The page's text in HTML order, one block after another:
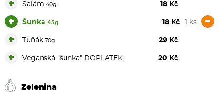
Salám 40g 18 Kč
+ Šunka 45g 18 Kč 1 ks -
Tuňák 70g 29 Kč
Veganská "šunka" DOPLATEK 20 Kč
Zelenina